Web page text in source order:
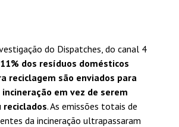
do Dispatches, do canal 4
11% dos resíduos domésticos
reciclagem são enviados para
em vez de serem
. As emissões totais de
da incineração ultrapassaram